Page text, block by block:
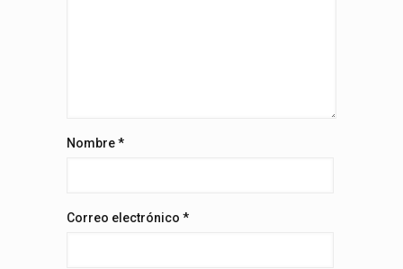
Nombre*
Correo electrónico *